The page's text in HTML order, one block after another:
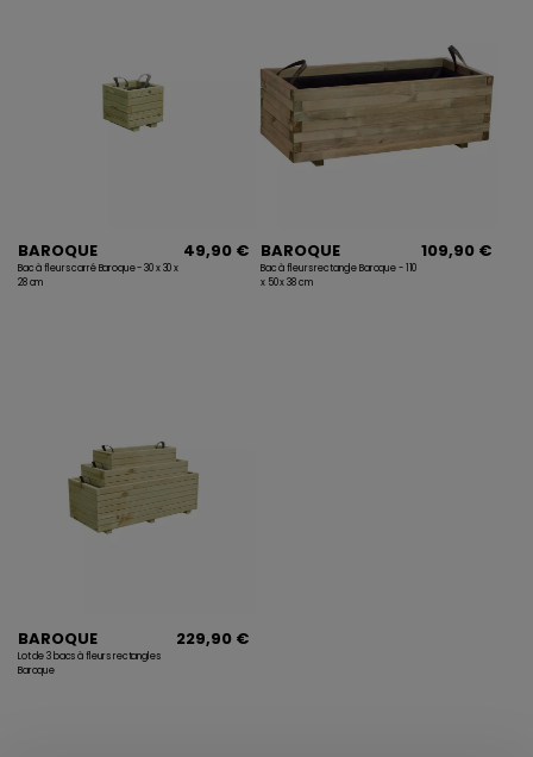
BAROQUE
Bac à fleurs carré Baroque - 30 x 30 x
28 cm
49,90 € BAROQUE
Bac à fleurs rectangle Baroque - 110
x 50 x 38 cm
109,90 €
BAROQUE
Lot de 3 bacs à fleurs rectangles
Baroque
229,90 €